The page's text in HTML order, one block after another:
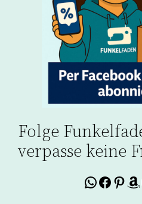
Folge
verpasse keine